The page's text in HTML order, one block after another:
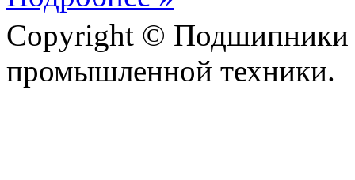
Copyright © Подшипники
промышленной техники.